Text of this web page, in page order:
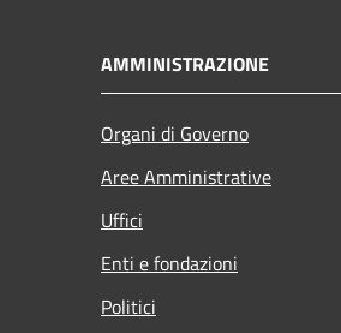
AMMINISTRAZIONE
Organi di Governo
Aree Amministrative
Uffici
Enti e fondazioni
Politici